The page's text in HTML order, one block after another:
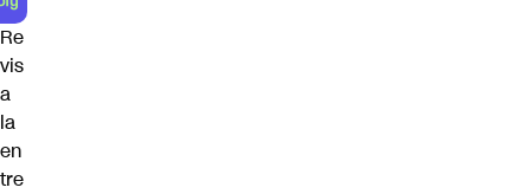
Re
vis
a
la
en
tre